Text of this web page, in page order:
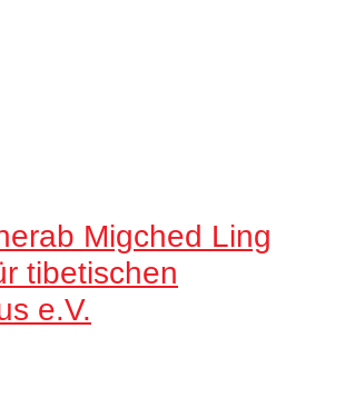
Migched Ling
tibetischen
e.V.